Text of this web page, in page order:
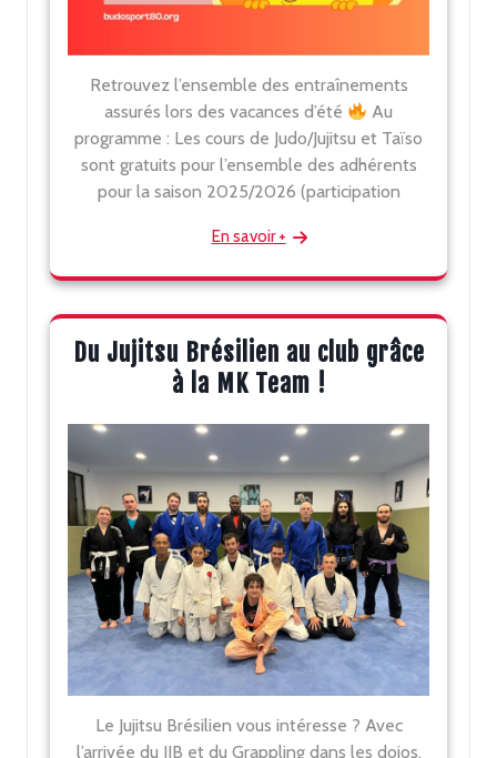
Retrouvez l’ensemble des entraînements
assurés lors des vacances d’été
Au
programme : Les cours de Judo/Jujitsu et Taïso
sont gratuits pour l’ensemble des adhérents
pour la saison 2025/2026 (participation
En savoir +
Du Jujitsu Brésilien au club grâce
à la MK Team !
Le Jujitsu Brésilien vous intéresse ? Avec
l’arrivée du JJB et du Grappling dans les dojos,